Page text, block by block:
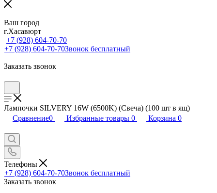
Ваш город
г.Хасавюрт
+7 (928) 604-70-70
+7 (928) 604-70-70Звонок бесплатный
Заказать звонок
Лампочки SILVERY 16W (6500K) (Свеча) (100 шт в ящ)
Сравнение0 Избранные товары 0 Корзина 0
Телефоны
+7 (928) 604-70-70Звонок бесплатный
Заказать звонок